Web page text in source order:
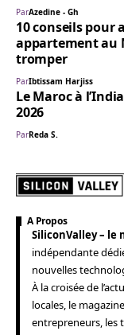
ParAzedine - Gh
10 conseils pour
appartement au
tromper
ParIbtissam Harjiss
Le Maroc à
2026
ParReda S.
A Propos
SiliconValley – le
indépendante
nouvelles
À la croisée de
locales, le
entrepreneurs, les